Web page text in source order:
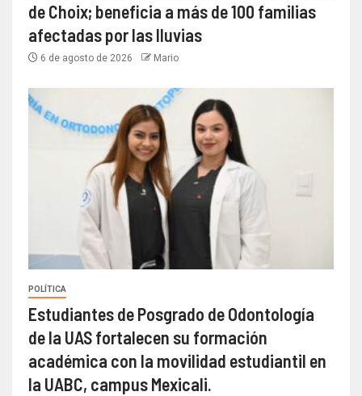
de Choix; beneficia a más de 100 familias
afectadas por las lluvias
6 de agosto de 2026 Mario
POLÍTICA
Estudiantes de Posgrado de Odontología
de la UAS fortalecen su formación
académica con la movilidad estudiantil en
la UABC, campus Mexicali.